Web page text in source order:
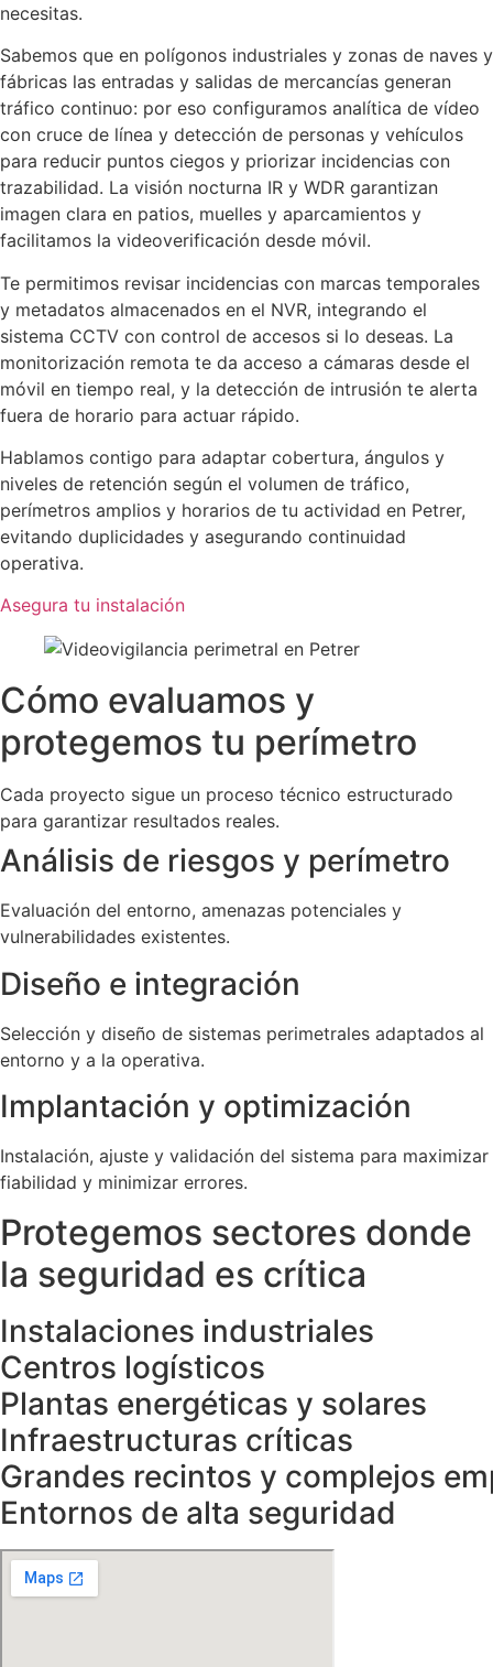
necesitas.
Sabemos que en polígonos industriales y zonas de naves y
fábricas las entradas y salidas de mercancías generan
tráfico continuo: por eso configuramos analítica de vídeo
con cruce de línea y detección de personas y vehículos
para reducir puntos ciegos y priorizar incidencias con
trazabilidad. La visión nocturna IR y WDR garantizan
imagen clara en patios, muelles y aparcamientos y
facilitamos la videoverificación desde móvil.
Te permitimos revisar incidencias con marcas temporales
y metadatos almacenados en el NVR, integrando el
sistema CCTV con control de accesos si lo deseas. La
monitorización remota te da acceso a cámaras desde el
móvil en tiempo real, y la detección de intrusión te alerta
fuera de horario para actuar rápido.
Hablamos contigo para adaptar cobertura, ángulos y
niveles de retención según el volumen de tráfico,
perímetros amplios y horarios de tu actividad en Petrer,
evitando duplicidades y asegurando continuidad
operativa.
Asegura tu instalación
Cómo evaluamos y
protegemos tu perímetro
Cada proyecto sigue un proceso técnico estructurado
para garantizar resultados reales.
Análisis de riesgos y perímetro
Evaluación del entorno, amenazas potenciales y
vulnerabilidades existentes.
Diseño e integración
Selección y diseño de sistemas perimetrales adaptados al
entorno y a la operativa.
Implantación y optimización
Instalación, ajuste y validación del sistema para maximizar
fiabilidad y minimizar errores.
Protegemos sectores donde
la seguridad es crítica
Instalaciones industriales
Centros logísticos
Plantas energéticas y solares
Infraestructuras críticas
Grandes recintos y complejos
Entornos de alta seguridad